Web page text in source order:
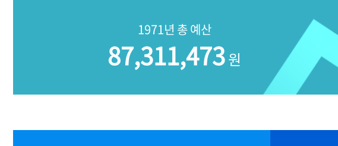
1971년 총 예산
87,311,473원